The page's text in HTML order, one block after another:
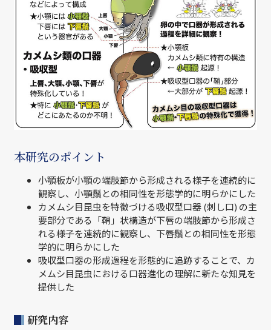
本研究のポイント
小顎板が小顎の端肢節から形成される様子を連続的に
観察し、小顎鬚との相同性を形態学的に明らかにした
カメムシ目昆虫を特徴づける吸収型口器 (刺し口) の主
要部分である「鞘」状構造が下唇の端肢節から形成さ
れる様子を連続的に観察し、下唇鬚との相同性を形態
学的に明らかにした
吸収型口器の形成過程を形態的に追跡することで、カ
メムシ目昆虫における口器進化の理解に新たな知見を
提供した
研究内容